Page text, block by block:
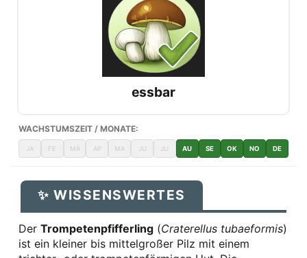
essbar
WACHSTUMSZEIT / MONATE:
JA FE MÄ AP MA JU JU AU SE OK NO DE
✨ WISSENSWERTES
Der Trompetenpfifferling (Craterellus tubaeformis)
ist ein kleiner bis mittelgroßer Pilz mit einem